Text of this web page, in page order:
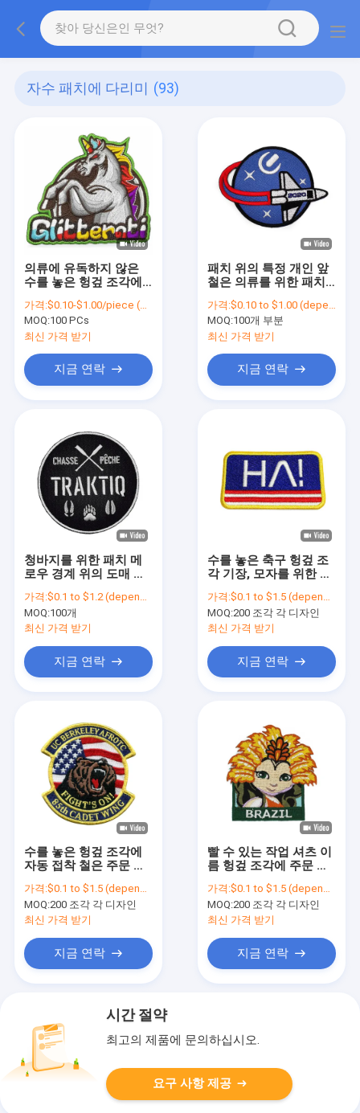
자수 패치에 다리미 (93)
의류에 유독하지 않은
수를 놓은 헝겊 조각에
가격:$0.10-$1.00/piece (depends on the design and order quantity)
MOQ:100 PCs
최신 가격 받기
지금 연락
패치 위의 특정 개인 앞
철은 의류를 위한 패치
가격:$0.10 to $1.00 (depends on the design and order quantity)
MOQ:100개 부분
최신 가격 받기
지금 연락
청바지를 위한 패치 메
로우 경계 위의 도매 맞
적 철
가격:$0.1 to $1.2 (depends on the design and order quantity)
MOQ:100개
최신 가격 받기
지금 연락
수를 놓은 축구 헝겊 조
각 기장, 모자를 위한 주
가격:$0.1 to $1.5 (depends on the design and order quantity)
MOQ:200 조각 각 디자인
최신 가격 받기
지금 연락
수를 놓은 헝겊 조각에
자동 접착 철은 주문 안
가격:$0.1 to $1.5 (depends on the design and order quantity)
MOQ:200 조각 각 디자인
최신 가격 받기
지금 연락
빨 수 있는 작업 셔츠 이
름 헝겊 조각에 주문 수
가격:$0.1 to $1.5 (depends on the design and order quantity)
MOQ:200 조각 각 디자인
최신 가격 받기
지금 연락
시간 절약
최고의 제품에 문의하십시오.
요구 사항 제공